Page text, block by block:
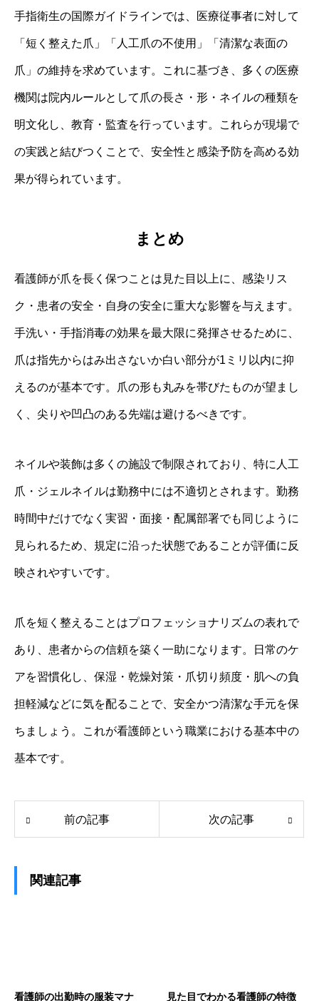
手指衛生の国際ガイドラインでは、医療従事者に対して
「短く整えた爪」「人工爪の不使用」「清潔な表面の
爪」の維持を求めています。これに基づき、多くの医療
機関は院内ルールとして爪の長さ・形・ネイルの種類を
明文化し、教育・監査を行っています。これらが現場で
の実践と結びつくことで、安全性と感染予防を高める効
果が得られています。
まとめ
看護師が爪を長く保つことは見た目以上に、感染リス
ク・患者の安全・自身の安全に重大な影響を与えます。
手洗い・手指消毒の効果を最大限に発揮させるために、
爪は指先からはみ出さないか白い部分が1ミリ以内に抑
えるのが基本です。爪の形も丸みを帯びたものが望まし
く、尖りや凹凸のある先端は避けるべきです。
ネイルや装飾は多くの施設で制限されており、特に人工
爪・ジェルネイルは勤務中には不適切とされます。勤務
時間中だけでなく実習・面接・配属部署でも同じように
見られるため、規定に沿った状態であることが評価に反
映されやすいです。
爪を短く整えることはプロフェッショナリズムの表れで
あり、患者からの信頼を築く一助になります。日常のケ
アを習慣化し、保湿・乾燥対策・爪切り頻度・肌への負
担軽減などに気を配ることで、安全かつ清潔な手元を保
ちましょう。これが看護師という職業における基本中の
基本です。
前の記事 次の記事
関連記事
看護師の出勤時の服装マナ 見た目でわかる看護師の特徴